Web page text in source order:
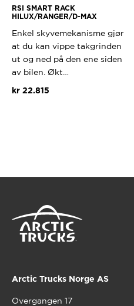
RSI SMART RACK
HILUX/RANGER/D-MAX
Enkel skyvemekanisme gjør
at du kan vippe takgrinden
ut og ned på den ene siden
av bilen. Økt…
kr22.815
Arctic Trucks Norge AS
Overgangen 17